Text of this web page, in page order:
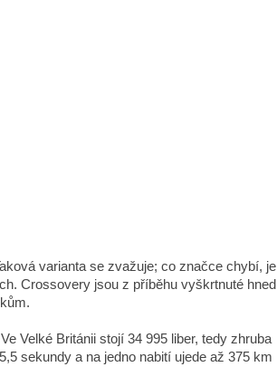
varianta se zvažuje; co značce chybí, je
Crossovery jsou z příběhu vyškrtnuté hned
Velké Británii stojí 34 995 liber, tedy zhruba
sekundy a na jedno nabití ujede až 375 km